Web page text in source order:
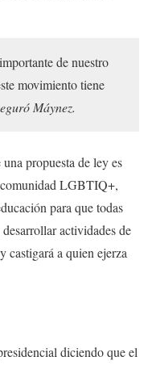
de nuestro
movimiento tiene
Máynez.
propuesta de ley es
LGBTIQ+,
para que todas
actividades de
castigará a quien ejerza
diciendo que el